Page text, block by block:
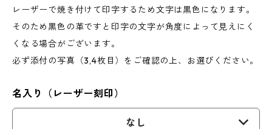
レーザーで焼き付けて印字するため文字は黒色になります。
そのため黒色の革ですと印字の文字が角度によって見えにく
くなる場合がございます。
必ず添付の写真（3,4枚目）をご確認の上、お選びください。
名入り（レーザー刻印）
なし